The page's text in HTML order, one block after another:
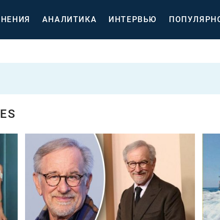
АНАЛИТИКА ИНТЕРВЬЮ